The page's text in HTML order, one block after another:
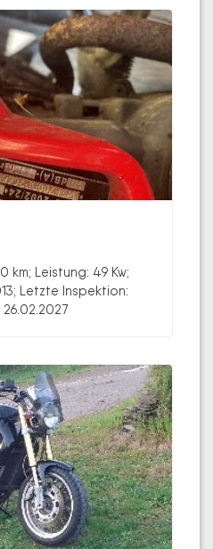
Leistung: 49 Kw;
Letzte Inspektion: